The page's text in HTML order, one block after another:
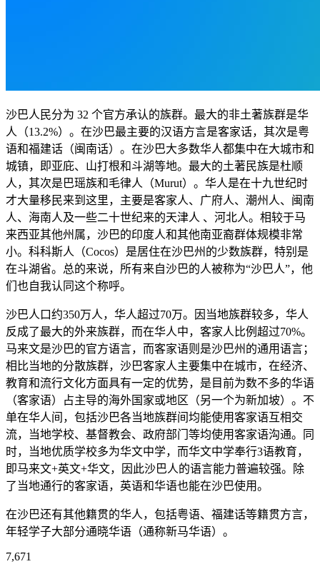
沙巴人民分为 32 个官方承认的族群。最大的非土著族群是华
人（13.2%）。在沙巴最主要的汉语方言是客家话，其次是粤
语和福建话（闽南话）。在沙巴大多数华人都集中在大城市和
城镇，即亚庇、山打根和斗湖等地。最大的土著民族是杜顺
人，其次是巴瑶族和毛律人（Murut）。华人是在十九世纪时
才大量移民来到这里，主要是客家人、广府人、潮州人、闽南
人、海南人及一些二十世纪来的天津人 、河北人。相较于马
来西亚其他州属，沙巴的印度人和其他南亚裔群体规模非常
小。科科斯人（Cocos）是居住在沙巴州的少数族群，特别是
在斗湖省。总的来说，所有来自沙巴的人被称为“沙巴人”，他
们也自我认同这个称呼。
沙巴人口约350万人，华人超过70万。因当地族群较多，华人
反成了最大的外来族群，而在华人中，客家人比例超过70%。
马来文是沙巴的官方语言，而客家语则是沙巴州的通用语言；
相比当地的分散族群，沙巴客家人主要集中在城市，在经济、
教育和流行文化方面具有一定的优势，是目前为数不多的华语
（客家语）占主导的海外国家或地区（另一个为新加坡）。不
单在华人间，包括沙巴各当地族群间均能使用客家语互相交
流，当地学校、基督教会、政府部门等均使用客家语沟通。同
时，当地优质学校多为华文中学，而华文中学奉行3语教育，
即马来文+英文+华文，因此沙巴人的语言能力普遍较强。除
了当地通行的客家语，英语和华语也能在沙巴使用。
在沙巴还有其他籍贯的华人，包括粤语、福建话等籍贯方言，
年轻学子大部分通晓华语（通称新马华语）。
7,671